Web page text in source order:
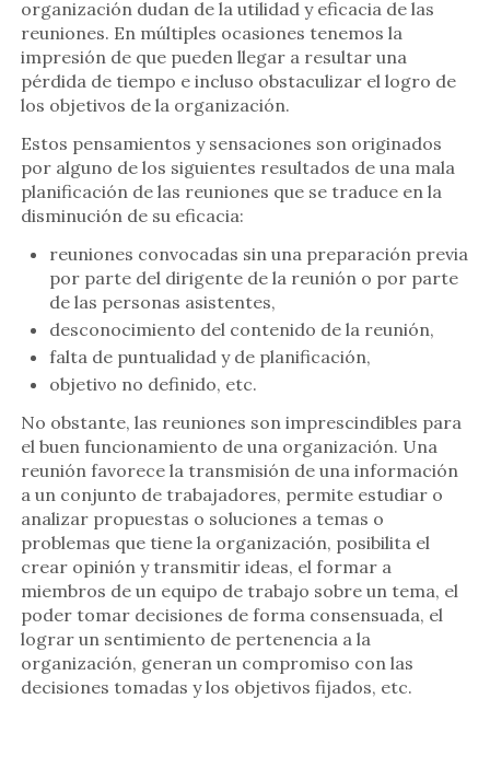
organización dudan de la utilidad y eficacia de las
reuniones. En múltiples ocasiones tenemos la
impresión de que pueden llegar a resultar una
pérdida de tiempo e incluso obstaculizar el logro de
los objetivos de la organización.
Estos pensamientos y sensaciones son originados
por alguno de los siguientes resultados de una mala
planificación de las reuniones que se traduce en la
disminución de su eficacia:
reuniones convocadas sin una preparación previa
por parte del dirigente de la reunión o por parte
de las personas asistentes,
desconocimiento del contenido de la reunión,
falta de puntualidad y de planificación,
objetivo no definido, etc.
No obstante,las reuniones son imprescindibles para
el buen funcionamiento de una organización. Una
reunión favorece la transmisión de una información
a un conjunto de trabajadores, permite estudiar o
analizar propuestas o soluciones a temas o
problemas que tiene la organización, posibilita el
crear opinión y transmitir ideas, el formar a
miembros de un equipo de trabajo sobre un tema, el
poder tomar decisiones de forma consensuada, el
lograr un sentimiento de pertenencia a la
organización, generan un compromiso con las
decisiones tomadas y los objetivos fijados, etc.